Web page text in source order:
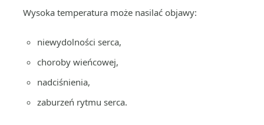
Wysoka temperatura może nasilać objawy:
niewydolności serca,
choroby wieńcowej,
nadciśnienia,
zaburzeń rytmu serca.